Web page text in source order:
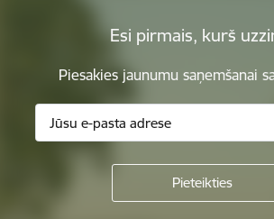
Esi pirmais, kurš
Piesakies jaunumu saņemšanai